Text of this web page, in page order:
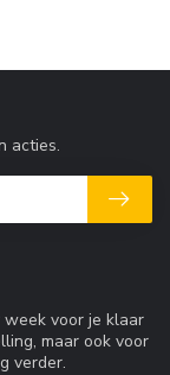
week voor je klaar
maar ook voor
verder.
acties.